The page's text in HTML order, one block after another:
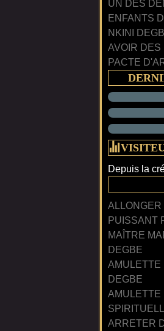
UN DES
ENFANTS
NKINI
AVOIR DES
PACTE
Depuis la
ALLONGER
PUISSANT
MAÎTRE
DEGBE
AMULETTE
DEGBE
AMULETTE
ARRETER